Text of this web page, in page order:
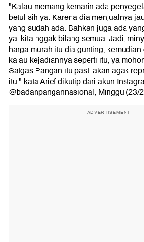
"Kalau memang kemarin ada
betul sih ya. Karena dia menjualnya
yang sudah ada. Bahkan juga ada
ya, kita nggak bilang semua. Jadi,
harga murah itu dia gunting,
kalau kejadiannya seperti itu, ya
Satgas Pangan itu pasti akan agak
itu," kata Arief dikutip dari akun
@badanpangannasional, Minggu (23/
ADVERTISEMENT